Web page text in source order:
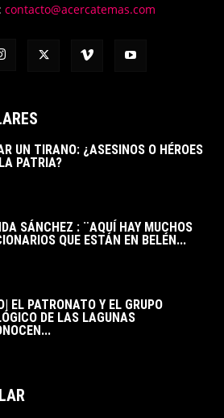
contacto@acercatemas.com
UN TIRANO: ¿ASESINOS O HÉROES
PATRIA?
SÁNCHEZ : ¨AQUÍ HAY MUCHOS
QUE ESTÁN EN BELÉN...
EL PATRONATO Y EL GRUPO
DE LAS LAGUNAS